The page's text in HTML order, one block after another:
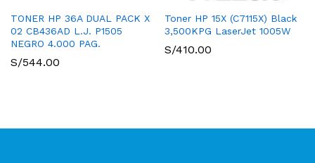
TONER HP 36A DUAL PACK X
02 CB436AD L.J. P1505
NEGRO 4.000 PAG.
S/544.00
Toner HP 15X (C7115X) Black
3,500KPG LaserJet 1005W
S/410.00